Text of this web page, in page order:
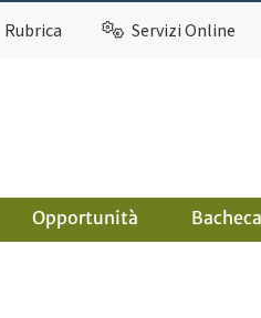
Rubrica Servizi Online
Opportunità Bacheca